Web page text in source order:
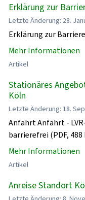
Erklärung zur
Letzte Änderung: 28.
Erklärung zur
Mehr Informationen
Artikel
Stationäres
Köln
Letzte Änderung: 18.
Anfahrt Anfahrt -
barrierefrei (PDF, 488
Mehr Informationen
Artikel
Anreise Standort